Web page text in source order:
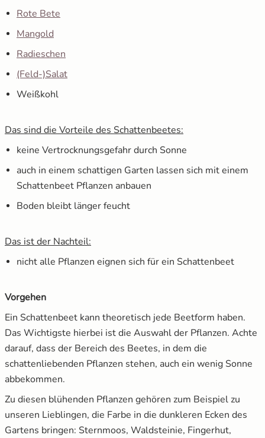
Rote Bete
Mangold
Radieschen
(Feld-)Salat
Weißkohl
Das sind die Vorteile des Schattenbeetes:
keine Vertrocknungsgefahr durch Sonne
auch in einem schattigen Garten lassen sich mit einem
Schattenbeet Pflanzen anbauen
Boden bleibt länger feucht
Das ist der Nachteil:
nicht alle Pflanzen eignen sich für ein Schattenbeet
Vorgehen
Ein Schattenbeet kann theoretisch jede Beetform haben.
Das Wichtigste hierbei ist die Auswahl der Pflanzen. Achte
darauf, dass der Bereich des Beetes, in dem die
schattenliebenden Pflanzen stehen, auch ein wenig Sonne
abbekommen.
Zu diesen blühenden Pflanzen gehören zum Beispiel zu
unseren Lieblingen, die Farbe in die dunkleren Ecken des
Gartens bringen: Sternmoos, Waldsteinie, Fingerhut,